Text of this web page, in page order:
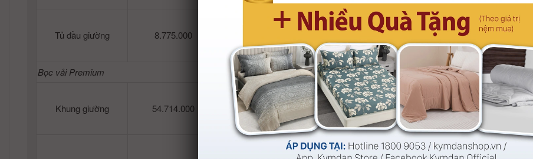
card)(Xem chi tiết)
Tìm cửa hàng Kymdan gần
nhất
Tủ đầu giường 8.775.000
Bọc vải Premium
Khung giường 54.714.000 51.970.000
Nhận thêm ưu đãi hấp dẫn
khi mua sắm online tại:
Website mua sắm chính
hãngkymdanshop.vn